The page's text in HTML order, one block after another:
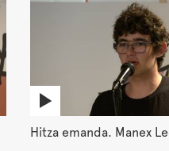
Hitza emanda. Manex